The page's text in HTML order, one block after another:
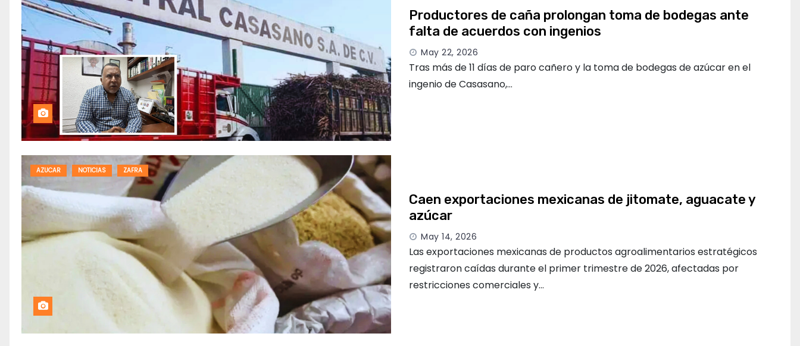
Productores de caña prolongan toma de bodegas ante
falta de acuerdos con ingenios
May 22, 2026
Tras más de 11 días de paro cañero y la toma de bodegas de azúcar en el
ingenio de Casasano,…
AZUCAR NOTICIAS ZAFRA
Caen exportaciones mexicanas de jitomate, aguacate y
azúcar
May 14, 2026
Las exportaciones mexicanas de productos agroalimentarios estratégicos
registraron caídas durante el primer trimestre de 2026, afectadas por
restricciones comerciales y…